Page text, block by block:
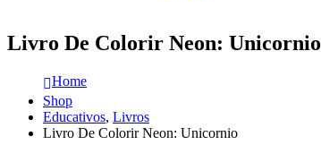
Livro De Colorir Neon: Unicornio
Home
Shop
Educativos, Livros
Livro De Colorir Neon: Unicornio